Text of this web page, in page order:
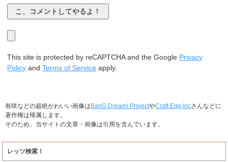
This site is protected by reCAPTCHA and the Google Privacy
Policy andTerms of Service apply.
有咲などの超絶かわいい画像はBanG Dream! ProjectやCraft Egg Incさんなどに
著作権は帰属します。
そのため、当サイトの文章・画像は引用を含んでいます。
レッツ検索！